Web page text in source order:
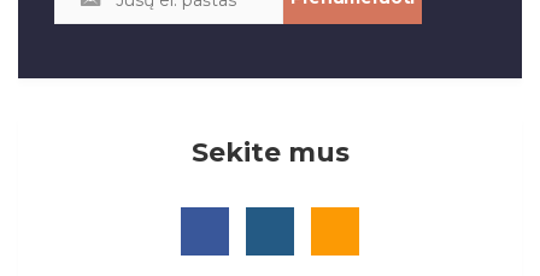
Sekite mus